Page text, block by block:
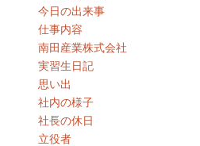
今日の出来事
仕事内容
南田産業株式会社
実習生日記
思い出
社内の様子
社長の休日
立役者